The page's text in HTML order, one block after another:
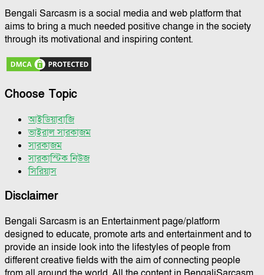
Bengali Sarcasm is a social media and web platform that
aims to bring a much needed positive change in the society
through its motivational and inspiring content.
Choose Topic
আইডিয়াবাজি
ভাইরাল সারকাজম
সারকাজম
সারকাস্টিক নিউজ
সিরিয়াস
Disclaimer
Bengali Sarcasm is an Entertainment page/platform
designed to educate, promote arts and entertainment and to
provide an inside look into the lifestyles of people from
different creative fields with the aim of connecting people